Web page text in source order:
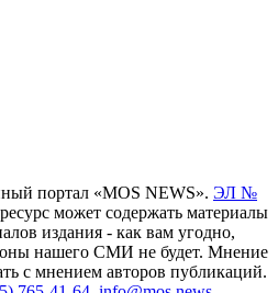
портал «MOS NEWS». ЭЛ №
может содержать материалы
издания - как вам угодно,
нашего СМИ не будет. Мнение
с мнением авторов публикаций.